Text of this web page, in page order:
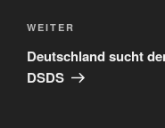
Nächster
Beitrag
WEITER
Deutschland sucht
DSDS